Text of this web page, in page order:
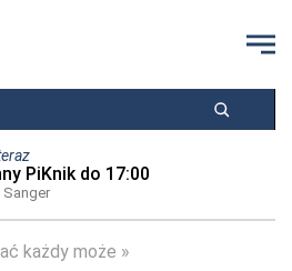
PiKnik do 17:00
Sanger
każdy może